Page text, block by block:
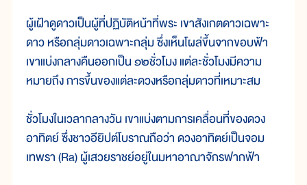
ผู้เฝ้าดูดาวเป็นผู้ที่ปฏิบัติหน้าที่พระ เขาสังเกตดาวเฉพาะ
ดาว หรือกลุ่มดาวเฉพาะกลุ่ม ซึ่งเห็นโผล่ขึ้นจากขอบฟ้า
เขาแบ่งกลางคืนออกเป็น ๑๒ชั่วโมง แต่ละชั่วโมงมีความ
หมายถึง การขึ้นของแต่ละดวงหรือกลุ่มดาวที่เหมาะสม
ชั่วโมงในเวลากลางวัน เขาแบ่งตามการเคลื่อนที่ของดวง
อาทิตย์ ซึ่งชาวอียิปต์โบราณถือว่า ดวงอาทิตย์เป็นจอม
เทพรา (Ra) ผู้เสวยราชย์อยู่ในมหาอาณาจักรฟากฟ้า